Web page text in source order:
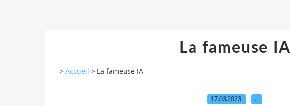
La fameuse IA
> Accueil > La fameuse IA
17.03.2023 …